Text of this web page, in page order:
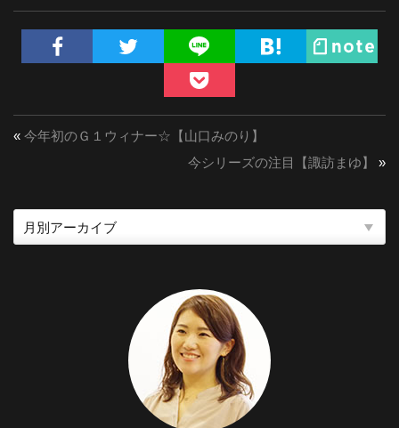
« 今年初のＧ１ウィナー☆【山口みのり】
今シリーズの注目【諏訪まゆ】
»